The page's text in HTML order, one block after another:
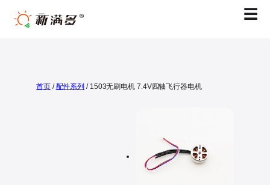
☰
首页/配件系列 / 1503无刷电机 7.4V四轴飞行器电机